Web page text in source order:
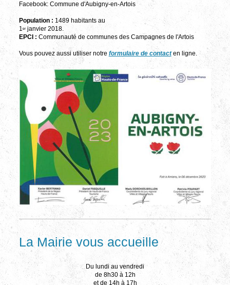
Facebook: Commune d'Aubigny-en-Artois
Population : 1489 habitants au
1 erjanvier 2018.
EPCI : Communauté de communes des Campagnes de l'Artois
Vous pouvez aussi utiliser notre formulaire de contact en ligne.
La Mairie vous accueille
Du lundi au vendredi
de 8h30 à 12h
et de 14h à 17h